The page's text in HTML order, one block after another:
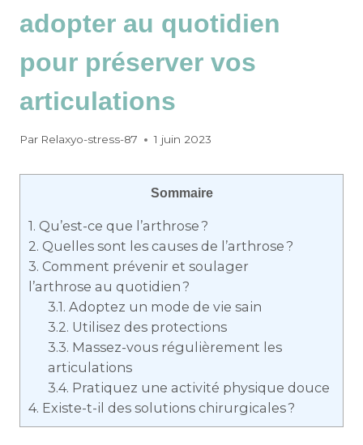
adopter au quotidien
pour préserver vos
articulations
Par Relaxyo-stress-87 1 juin 2023
Sommaire
1. Qu’est-ce que l’arthrose ?
2. Quelles sont les causes de l’arthrose ?
3. Comment prévenir et soulager
l’arthrose au quotidien ?
3.1. Adoptez un mode de vie sain
3.2. Utilisez des protections
3.3. Massez-vous régulièrement les
articulations
3.4. Pratiquez une activité physique douce
4. Existe-t-il des solutions chirurgicales ?